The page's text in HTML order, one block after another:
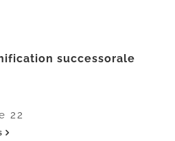
successorale
22